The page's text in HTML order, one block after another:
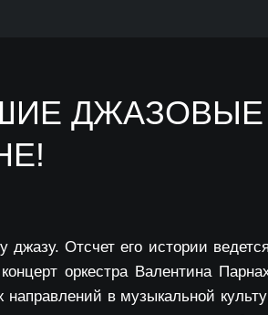
ДЖАЗОВЫЕ
джазу. Отсчет его истории
оркестра Валентина
в музыкальной